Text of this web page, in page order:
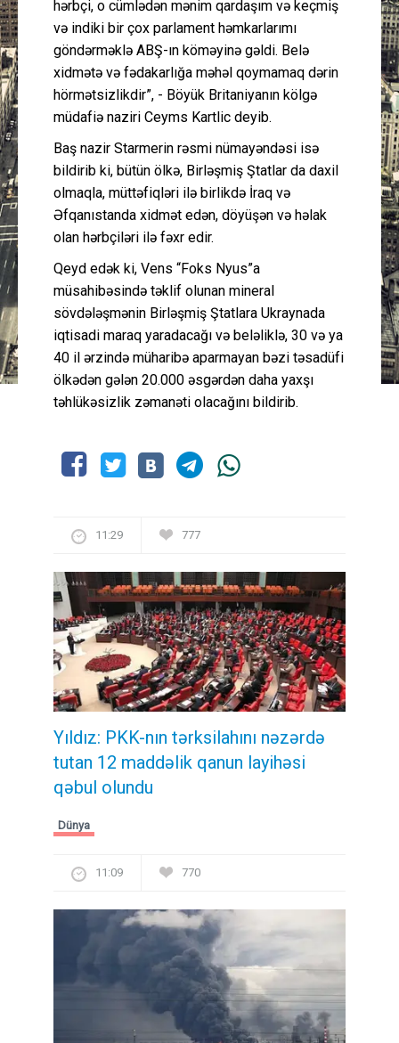
hərbçi, o cümlədən mənim qardaşım və keçmiş
və indiki bir çox parlament həmkarlarımı
göndərməklə ABŞ-ın köməyinə gəldi. Belə
xidmətə və fədakarlığa məhəl qoymamaq dərin
hörmətsizlikdir”, - Böyük Britaniyanın kölgə
müdafiə naziri Ceyms Kartlic deyib.
Baş nazir Starmerin rəsmi nümayəndəsi isə
bildirib ki, bütün ölkə, Birləşmiş Ştatlar da daxil
olmaqla, müttəfiqləri ilə birlikdə İraq və
Əfqanıstanda xidmət edən, döyüşən və həlak
olan hərbçiləri ilə fəxr edir.
Qeyd edək ki, Vens “Foks Nyus”a
müsahibəsində təklif olunan mineral
sövdələşmənin Birləşmiş Ştatlara Ukraynada
iqtisadi maraq yaradacağı və beləliklə, 30 və ya
40 il ərzində müharibə aparmayan bəzi təsadüfi
ölkədən gələn 20.000 əsgərdən daha yaxşı
təhlükəsizlik zəmanəti olacağını bildirib.
11:29 777
Yıldız: PKK-nın tərksilahını nəzərdə
tutan 12 maddəlik qanun layihəsi
qəbul olundu ​​​​​​​
Dünya
11:09 770